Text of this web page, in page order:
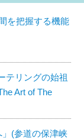
を把握する機能
テリングの始祖
Art of The
(参道の保津峡